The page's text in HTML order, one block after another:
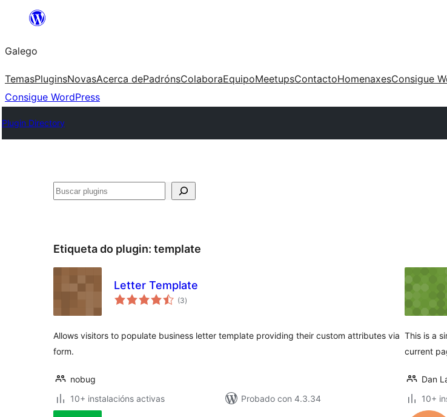
Saltar
contido
Galego
TemasPluginsNovasAcerca dePadrónsColaboraEquipoMeetupsContactoHomenaxesConsigue
Consigue WordPress
Plugin Directory
Buscar
Etiqueta do plugin: template
Letter Template
(3valoracións
totais
)
Allows visitors to populate business letter template providing their custom attributes via
form.
nobug
10+ instalacións activas
Probado con 4.3.34
This is a
current
Dan
10+